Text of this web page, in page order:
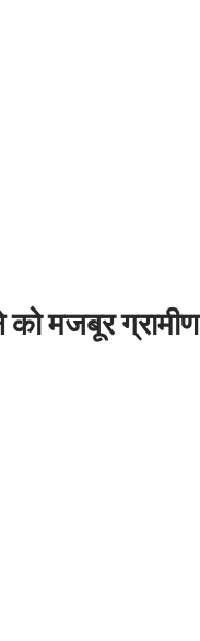
को मजबूर ग्रामीण